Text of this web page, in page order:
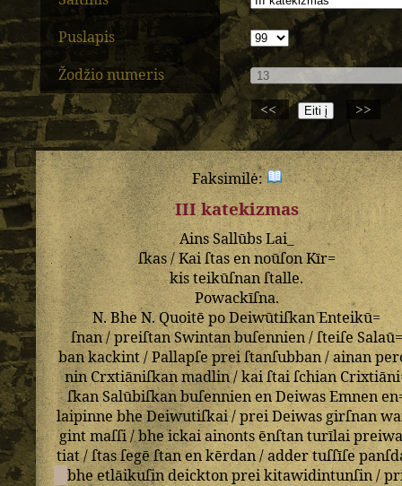
Puslapis
Žodžio numeris
<<
>>
Faksimilė:
III katekizmas
AinsSallūbs Lai_
ſkas/KaiſtasennoūſonKīr=
kis teikūſnanſtalle.
Powackīſna.
N.Bhe N.QuoitēpoDeiwūtiſkan Enteikū=
ſnan/preiſtanSwintanbuſennien/ſteiſeSalaū=
bankackint/Pallapſepreiſtanſubban/ainan
ninCrxtiāniſkan madlin/kaiſtaiſchian
ſkanSalūbiſkanbuſennienenDeiwasEmnen
laipinne bheDeiwutiſkai/prei Deiwas girſnan
gintmaſſi/bhe ickaiainontsēnſtanturīlai
tiat/ſtasſegēſtanen kērdan/addertuſſīſe
bheetlāikuſindeicktonpreikitawidintunſin/